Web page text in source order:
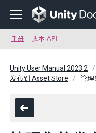
手册 脚本 API
Unity User Manual 2023.2
发布到 Asset Store
管理